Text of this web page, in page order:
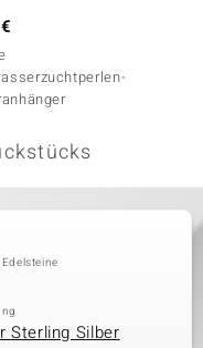
Sterling Silber